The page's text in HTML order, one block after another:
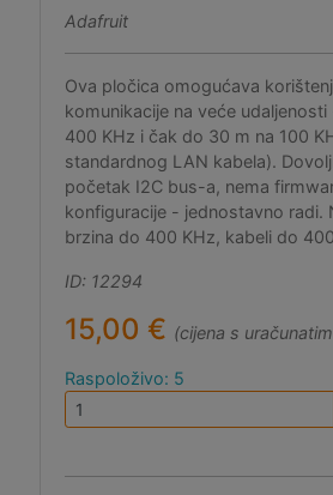
Adafruit
Ova pločica omogućava
komunikacije na veće
400 KHz i čak do 30 m na 100
standardnog LAN kabela).
početak I2C bus-a, nema
konfiguracije - jednostavno radi.
brzina do 400 KHz, kabeli do
ID: 12294
15,00 € (cijena s
Raspoloživo: 5